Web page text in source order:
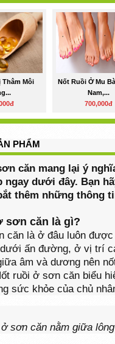
Thâm Môi
Nốt Ruồi Ở Mu
Nam,...
700,000đ
PHẨM
căn mang lại ý
ngay dưới đây. Bạn
thêm những thông
sơn căn là gì?
căn là ở đâu luôn
ấn đường, ở vị trí
âm và dương nên
ruồi ở sơn căn biểu
sức khỏe của chủ
sơn căn nằm giữa